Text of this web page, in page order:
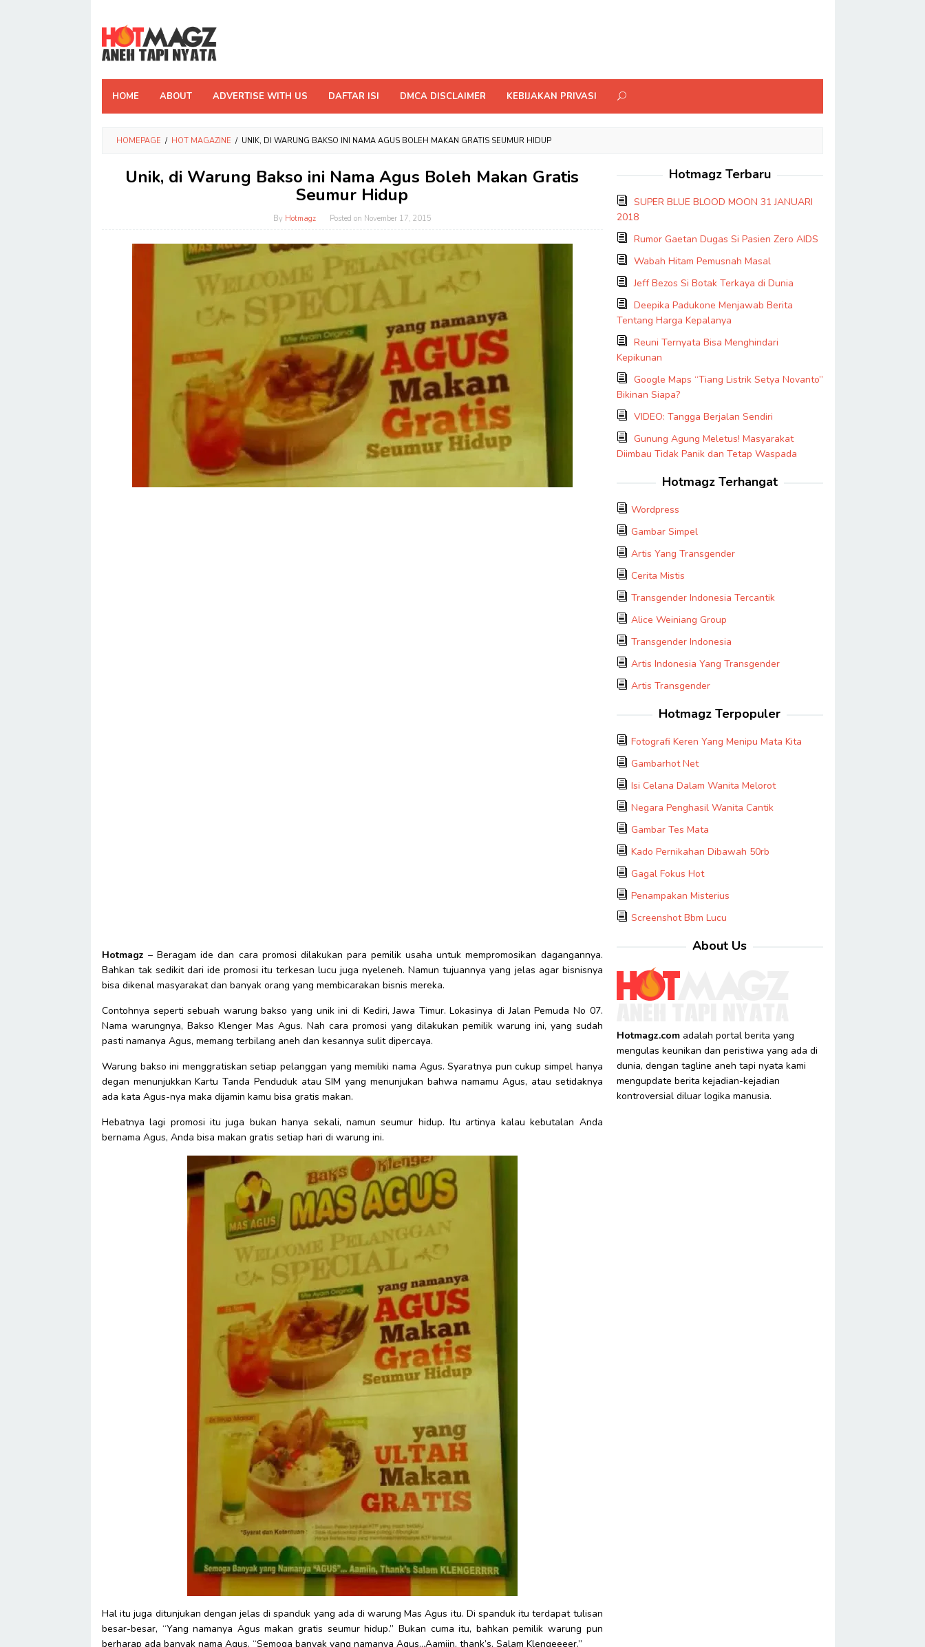
content
HOME ABOUT ADVERTISE WITH US DAFTAR ISI DMCA DISCLAIMER KEBIJAKAN PRIVASI
HOMEPAGE / HOT MAGAZINE / UNIK, DI WARUNG BAKSO INI NAMA AGUS BOLEH MAKAN GRATIS SEUMUR HIDUP
Unik, di Warung Bakso ini Nama Agus Boleh Makan Gratis
Seumur Hidup
By Hotmagz Posted on November 17, 2015
Hotmagz – Beragam ide dan cara promosi dilakukan para pemilik usaha untuk mempromosikan dagangannya.
Bahkan tak sedikit dari ide promosi itu terkesan lucu juga nyeleneh. Namun tujuannya yang jelas agar bisnisnya
bisa dikenal masyarakat dan banyak orang yang membicarakan bisnis mereka.
Contohnya seperti sebuah warung bakso yang unik ini di Kediri, Jawa Timur. Lokasinya di Jalan Pemuda No 07.
Nama warungnya, Bakso Klenger Mas Agus. Nah cara promosi yang dilakukan pemilik warung ini, yang sudah
pasti namanya Agus, memang terbilang aneh dan kesannya sulit dipercaya.
Warung bakso ini menggratiskan setiap pelanggan yang memiliki nama Agus. Syaratnya pun cukup simpel hanya
degan menunjukkan Kartu Tanda Penduduk atau SIM yang menunjukan bahwa namamu Agus, atau setidaknya
ada kata Agus-nya maka dijamin kamu bisa gratis makan.
Hebatnya lagi promosi itu juga bukan hanya sekali, namun seumur hidup. Itu artinya kalau kebutalan Anda
bernama Agus, Anda bisa makan gratis setiap hari di warung ini.
Hal itu juga ditunjukan dengan jelas di spanduk yang ada di warung Mas Agus itu. Di spanduk itu terdapat tulisan
besar-besar, “Yang namanya Agus makan gratis seumur hidup.” Bukan cuma itu, bahkan pemilik warung pun
berharap ada banyak nama Agus. “Semoga banyak yang namanya Agus…Aamiin, thank’s. Salam Klengeeeer.”
Hotmagz Terbaru
SUPER BLUE BLOOD MOON 31 JANUARI
2018
Rumor Gaetan Dugas Si Pasien Zero AIDS
Wabah Hitam Pemusnah Masal
Jeff Bezos Si Botak Terkaya di Dunia
Deepika Padukone Menjawab Berita
Tentang Harga Kepalanya
Reuni Ternyata Bisa Menghindari
Kepikunan
Google Maps “Tiang Listrik Setya Novanto”
Bikinan Siapa?
VIDEO: Tangga Berjalan Sendiri
Gunung Agung Meletus! Masyarakat
Diimbau Tidak Panik dan Tetap Waspada
Hotmagz Terhangat
Wordpress
Gambar Simpel
Artis Yang Transgender
Cerita Mistis
Transgender Indonesia Tercantik
Alice Weiniang Group
Transgender Indonesia
Artis Indonesia Yang Transgender
Artis Transgender
Hotmagz Terpopuler
Fotografi Keren Yang Menipu Mata Kita
Gambarhot Net
Isi Celana Dalam Wanita Melorot
Negara Penghasil Wanita Cantik
Gambar Tes Mata
Kado Pernikahan Dibawah 50rb
Gagal Fokus Hot
Penampakan Misterius
Screenshot Bbm Lucu
About Us
Hotmagz.comadalah portal berita yang
mengulas keunikan dan peristiwa yang ada di
dunia, dengan tagline aneh tapi nyata kami
mengupdate berita kejadian-kejadian
kontroversial diluar logika manusia.